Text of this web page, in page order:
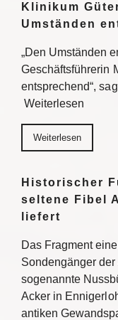
Klinikum
Umständen
„Den Umständen
Geschäftsführerin
entsprechend“,
Weiterlesen
Weiterlesen
Historischer
seltene Fibel
liefert
Das Fragment
Sondengänger
sogenannte
Acker in
antiken